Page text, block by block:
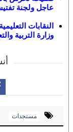
عاجل ولجنة
وزارة التربية
مستجدات